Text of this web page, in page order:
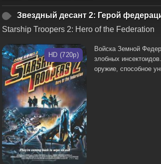
Звездный десант 2: Герой
Starship Troopers 2: Hero of the Federation
HD (720p)
Войска Земной
злобных
оружие, способное